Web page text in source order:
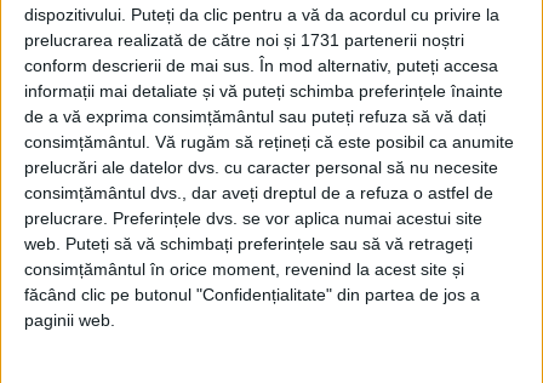
dispozitivului. Puteți da clic pentru a vă da acordul cu privire la
prelucrarea realizată de către noi și 1731 partenerii noștri
conform descrierii de mai sus. În mod alternativ, puteți accesa
informații mai detaliate și vă puteți schimba preferințele înainte
de a vă exprima consimțământul sau puteți refuza să vă dați
consimțământul. Vă rugăm să rețineți că este posibil ca anumite
prelucrări ale datelor dvs. cu caracter personal să nu necesite
consimțământul dvs., dar aveți dreptul de a refuza o astfel de
prelucrare. Preferințele dvs. se vor aplica numai acestui site
web. Puteți să vă schimbați preferințele sau să vă retrageți
consimțământul în orice moment, revenind la acest site și
făcând clic pe butonul "Confidențialitate" din partea de jos a
paginii web.
ARTICOLE ONLINE
Secretarul lagărului de exterminare din Polonia este
judecat la vârsta de 96 de ani
O femeie din Germania, în vârstă de 96 de ani, acuzată de
complicitate la peste 11.000...